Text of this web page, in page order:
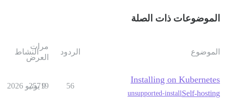
الموضوعات ذات الصلة
الموضوع الردود
مرات
العرض
النشاط
Installing on Kubernetes
Self-hosting
unsupported-install
56
25719
9 يونيو 2026